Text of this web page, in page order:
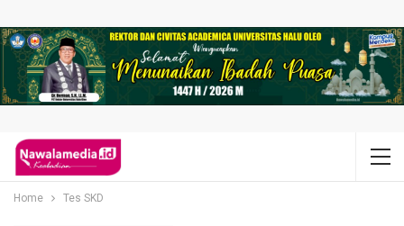
Home Tes SKD